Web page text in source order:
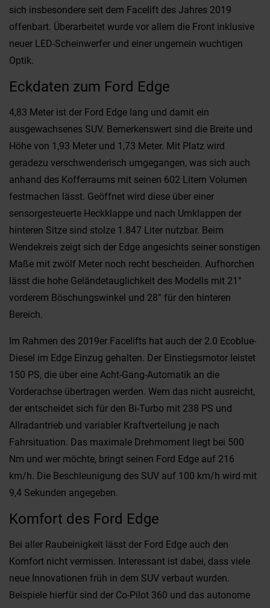
sich insbesondere seit dem Facelift des Jahres 2019
offenbart. Überarbeitet wurde vor allem die Front inklusive
neuer LED-Scheinwerfer und einer ungemein wuchtigen
Optik.
Eckdaten zum Ford Edge
4,83 Meter ist der Ford Edge lang und damit ein
ausgewachsenes SUV. Bemerkenswert sind die Breite und
Höhe von 1,93 Meter und 1,73 Meter. Mit Platz wird
geradezu verschwenderisch umgegangen, was sich auch
anhand des Kofferraums mit seinen 602 Litern Volumen
festmachen lässt. Geöffnet wird diese über einer
sensorgesteuerte Heckklappe und nach Umklappen der
hinteren Sitze sind stolze 1.847 Liter nutzbar. Beim
Wendekreis zeigt sich der Edge angesichts seiner sonstigen
Maße mit zwölf Meter noch recht bescheiden. Aufhorchen
lässt die hohe Geländetauglichkeit des Modells mit 21°
vorderem Böschungswinkel und 28° für den hinteren
Bereich.
Im Rahmen des 2019er Facelifts hat auch der 2.0 Ecoblue-
Diesel im Edge Einzug gehalten. Der Einstiegsmotor leistet
150 PS, die über eine Acht-Gang-Automatik an die
Vorderachse übertragen werden. Wem das nicht ausreicht,
der entscheidet sich für den Bi-Turbo mit 238 PS und
Allradantrieb und variabler Kraftverteilung je nach
Fahrsituation. Das maximale Drehmoment liegt bei 500
Nm und wer möchte, bringt seinen Ford Edge auf 216
km/h. Die Beschleunigung des SUV auf 100 km/h wird mit
9,4 Sekunden angegeben.
Komfort des Ford Edge
Bei aller Raubeinigkeit lässt der Ford Edge auch den
Komfort nicht vermissen. Interessant ist dabei, dass viele
neue Innovationen früh in dem SUV verbaut wurden.
Beispiele hierfür sind der Co-Pilot 360 und das autonome